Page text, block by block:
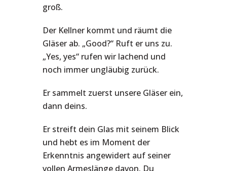
groß.
Der Kellner kommt und räumt die
Gläser ab. „Good?“ Ruft er uns zu.
„Yes, yes“ rufen wir lachend und
noch immer ungläubig zurück.
Er sammelt zuerst unsere Gläser ein,
dann deins.
Er streift dein Glas mit seinem Blick
und hebt es im Moment der
Erkenntnis angewidert auf seiner
vollen Armeslänge davon. Du